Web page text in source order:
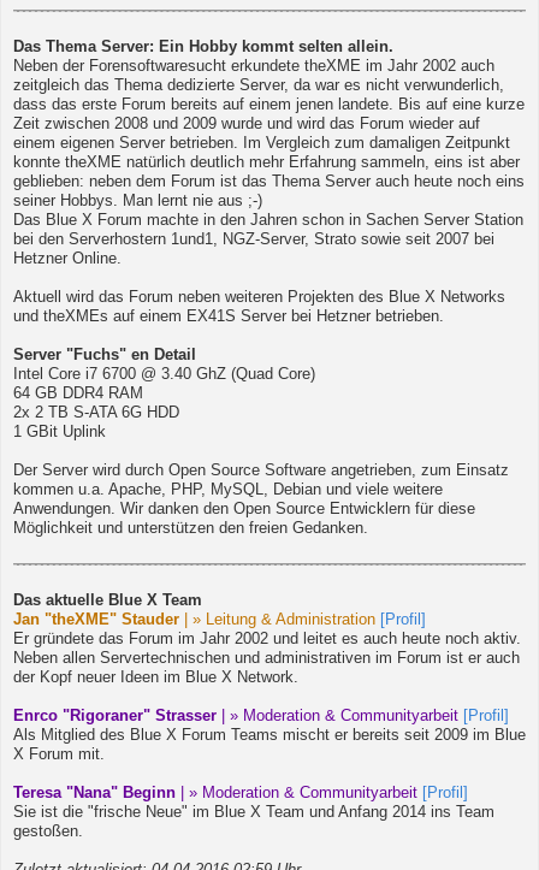
Das Thema Server: Ein Hobby kommt selten allein.
Neben der Forensoftwaresucht erkundete theXME im Jahr 2002 auch
zeitgleich das Thema dedizierte Server, da war es nicht verwunderlich,
dass das erste Forum bereits auf einem jenen landete. Bis auf eine kurze
Zeit zwischen 2008 und 2009 wurde und wird das Forum wieder auf
einem eigenen Server betrieben. Im Vergleich zum damaligen Zeitpunkt
konnte theXME natürlich deutlich mehr Erfahrung sammeln, eins ist aber
geblieben: neben dem Forum ist das Thema Server auch heute noch eins
seiner Hobbys. Man lernt nie aus ;-)
Das Blue X Forum machte in den Jahren schon in Sachen Server Station
bei den Serverhostern 1und1, NGZ-Server, Strato sowie seit 2007 bei
Hetzner Online.
Aktuell wird das Forum neben weiteren Projekten des Blue X Networks
und theXMEs auf einem EX41S Server bei Hetzner betrieben.
Server "Fuchs" en Detail
Intel Core i7 6700 @ 3.40 GhZ (Quad Core)
64 GB DDR4 RAM
2x 2 TB S-ATA 6G HDD
1 GBit Uplink
Der Server wird durch Open Source Software angetrieben, zum Einsatz
kommen u.a. Apache, PHP, MySQL, Debian und viele weitere
Anwendungen. Wir danken den Open Source Entwicklern für diese
Möglichkeit und unterstützen den freien Gedanken.
Das aktuelle Blue X Team
Jan "theXME" Stauder | » Leitung & Administration
[Profil]
Er gründete das Forum im Jahr 2002 und leitet es auch heute noch aktiv.
Neben allen Servertechnischen und administrativen im Forum ist er auch
der Kopf neuer Ideen im Blue X Network.
Enrco "Rigoraner" Strasser | » Moderation & Communityarbeit
[Profil]
Als Mitglied des Blue X Forum Teams mischt er bereits seit 2009 im Blue
X Forum mit.
Teresa "Nana" Beginn | » Moderation & Communityarbeit
[Profil]
Sie ist die "frische Neue" im Blue X Team und Anfang 2014 ins Team
gestoßen.